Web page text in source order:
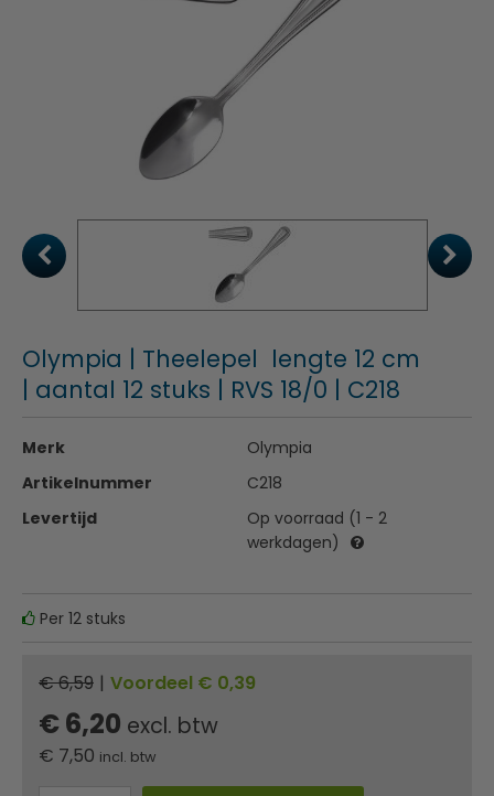
Olympia | Theelepel lengte 12 cm
| aantal 12 stuks | RVS 18/0 | C218
Merk
Olympia
Artikelnummer
C218
Levertijd
Op voorraad (1 - 2
werkdagen)
Per 12 stuks
€ 6,59 | Voordeel € 0,39
€ 6,20 excl. btw
€ 7,50 incl. btw